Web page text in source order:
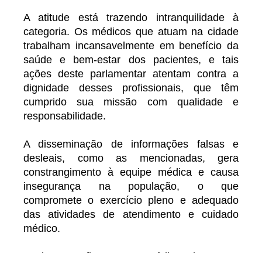
A atitude está trazendo intranquilidade à
categoria. Os médicos que atuam na cidade
trabalham incansavelmente em benefício da
saúde e bem-estar dos pacientes, e tais
ações deste parlamentar atentam contra a
dignidade desses profissionais, que têm
cumprido sua missão com qualidade e
responsabilidade.
A disseminação de informações falsas e
desleais, como as mencionadas, gera
constrangimento à equipe médica e causa
insegurança na população, o que
compromete o exercício pleno e adequado
das atividades de atendimento e cuidado
médico.